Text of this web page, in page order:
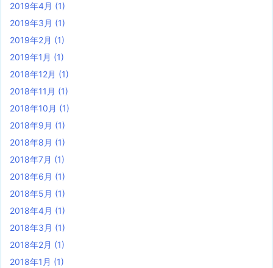
2019年4月 (1)
2019年3月 (1)
2019年2月 (1)
2019年1月 (1)
2018年12月 (1)
2018年11月 (1)
2018年10月 (1)
2018年9月 (1)
2018年8月 (1)
2018年7月 (1)
2018年6月 (1)
2018年5月 (1)
2018年4月 (1)
2018年3月 (1)
2018年2月 (1)
2018年1月 (1)